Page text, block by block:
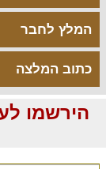
המלץ לחבר
כתוב המלצה